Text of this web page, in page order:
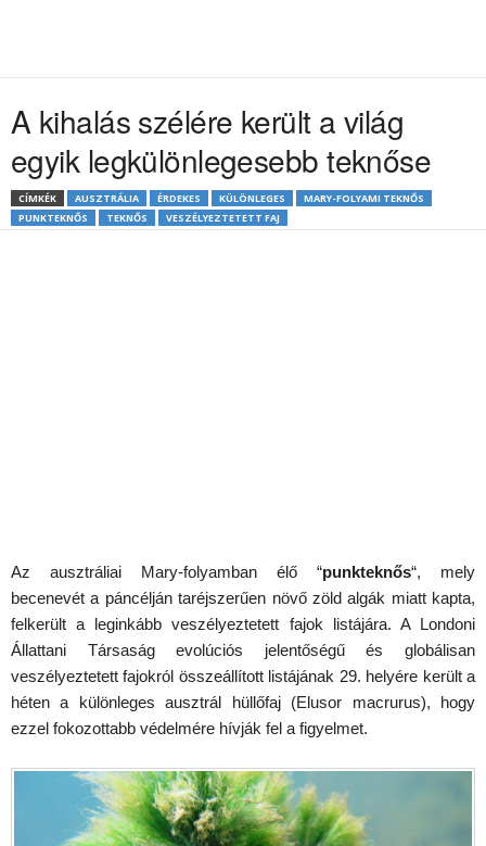
A kihalás szélére került a világ
egyik legkülönlegesebb teknőse
CÍMKÉK AUSZTRÁLIA ÉRDEKES KÜLÖNLEGES
MARY-FOLYAMI TEKNŐS
PUNKTEKNŐS
TEKNŐS VESZÉLYEZTETETT FAJ
Az ausztráliai Mary-folyamban élő “punkteknős“, mely
becenevét a páncélján taréjszerűen növő zöld algák miatt kapta,
felkerült a leginkább veszélyeztetett fajok listájára. A Londoni
Állattani Társaság evolúciós jelentőségű és globálisan
veszélyeztetett fajokról összeállított listájának 29. helyére került a
héten a különleges ausztrál hüllőfaj (Elusor macrurus), hogy
ezzel fokozottabb védelmére hívják fel a figyelmet.